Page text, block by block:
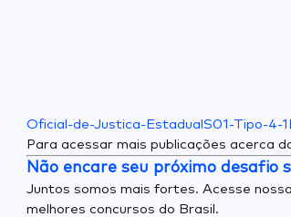
Oficial-de-Justica-EstadualS01-Tipo-4-1
Para acessar mais publicações acerca
Não encare seu próximo desafio
Juntos somos mais fortes. Acesse
melhores concursos do Brasil.